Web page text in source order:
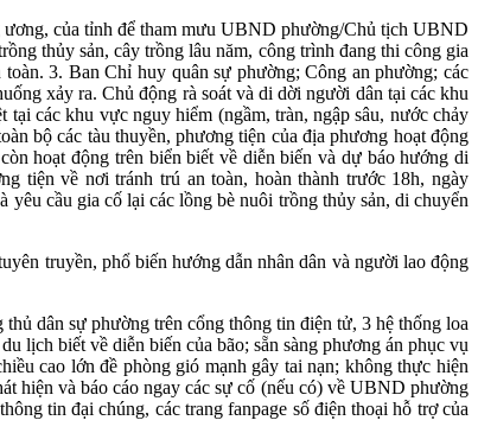
ương, của tỉnh để tham mưu UBND phường/Chủ tịch UBND
thủy sản, cây trồng lâu năm, công trình đang thi công gia
3. Ban Chỉ huy quân sự phường; Công an phường; các
xảy ra. Chủ động rà soát và di dời người dân tại các khu
các khu vực nguy hiểm (ngầm, tràn, ngập sâu, nước chảy
bộ các tàu thuyền, phương tiện của địa phương hoạt động
hoạt động trên biển biết về diễn biến và dự báo hướng di
tiện về nơi tránh trú an toàn, hoàn thành trước 18h, ngày
cầu gia cố lại các lồng bè nuôi trồng thủy sản, di chuyển
truyền, phổ biến hướng dẫn nhân dân và người lao động
dân sự phường trên cổng thông tin điện tử, 3 hệ thống loa
lịch biết về diễn biến của bão; sẵn sàng phương án phục vụ
cao lớn đề phòng gió mạnh gây tai nạn; không thực hiện
hiện và báo cáo ngay các sự cố (nếu có) về UBND phường
tin đại chúng, các trang fanpage số điện thoại hỗ trợ của